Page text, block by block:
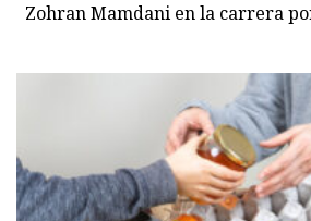
Zohran Mamdani en la carrera